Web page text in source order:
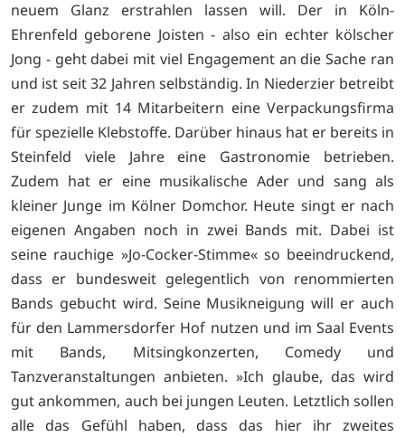
neuem Glanz erstrahlen lassen will. Der in Köln-
Ehrenfeld geborene Joisten - also ein echter kölscher
Jong - geht dabei mit viel Engagement an die Sache ran
und ist seit 32 Jahren selbständig. In Niederzier betreibt
er zudem mit 14 Mitarbeitern eine Verpackungsfirma
für spezielle Klebstoffe. Darüber hinaus hat er bereits in
Steinfeld viele Jahre eine Gastronomie betrieben.
Zudem hat er eine musikalische Ader und sang als
kleiner Junge im Kölner Domchor. Heute singt er nach
eigenen Angaben noch in zwei Bands mit. Dabei ist
seine rauchige »Jo-Cocker-Stimme« so beeindruckend,
dass er bundesweit gelegentlich von renommierten
Bands gebucht wird. Seine Musikneigung will er auch
für den Lammersdorfer Hof nutzen und im Saal Events
mit Bands, Mitsingkonzerten, Comedy und
Tanzveranstaltungen anbieten. »Ich glaube, das wird
gut ankommen, auch bei jungen Leuten. Letztlich sollen
alle das Gefühl haben, dass das hier ihr zweites